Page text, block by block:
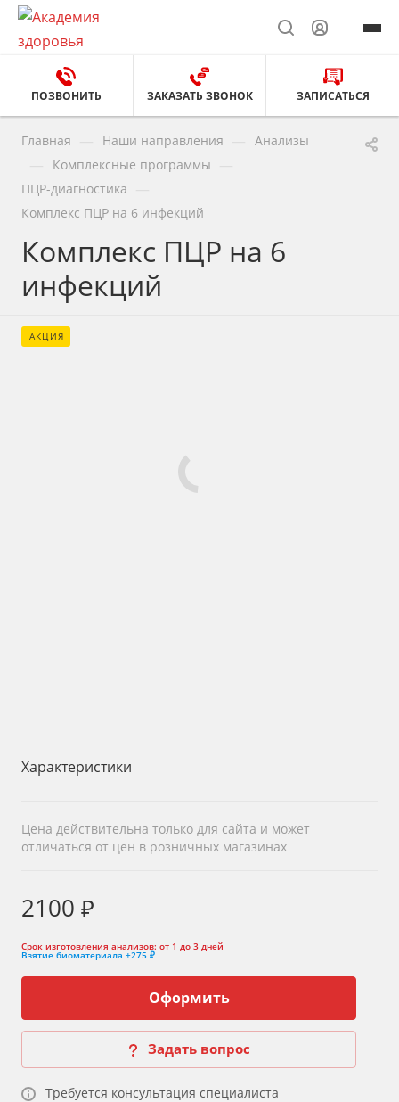
ПОЗВОНИТЬ ЗАКАЗАТЬ ЗВОНОК ЗАПИСАТЬСЯ
Главная Наши направления Анализы
Комплексные программы
ПЦР-диагностика
Комплекс ПЦР на 6 инфекций
Комплекс ПЦР на 6
инфекций
АКЦИЯ
Характеристики
Цена действительна только для сайта и может
отличаться от цен в розничных магазинах
2100 ₽
Срок изготовления анализов: от 1 до 3 дней
Взятие биоматериала +275 ₽
Оформить
Задать вопрос
Требуется консультация специалиста